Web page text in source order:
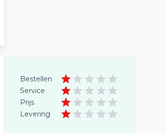
Bestellen
Service
Prijs
Levering